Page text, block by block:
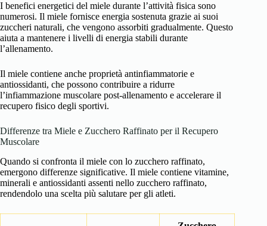
I benefici energetici del miele durante l’attività fisica sono
numerosi. Il miele fornisce energia sostenuta grazie ai suoi
zuccheri naturali, che vengono assorbiti gradualmente. Questo
aiuta a mantenere i livelli di energia stabili durante
l’allenamento.
Il miele contiene anche proprietà antinfiammatorie e
antiossidanti, che possono contribuire a ridurre
l’infiammazione muscolare post-allenamento e accelerare il
recupero fisico degli sportivi.
Differenze tra Miele e Zucchero Raffinato per il Recupero
Muscolare
Quando si confronta il miele con lo zucchero raffinato,
emergono differenze significative. Il miele contiene vitamine,
minerali e antiossidanti assenti nello zucchero raffinato,
rendendolo una scelta più salutare per gli atleti.